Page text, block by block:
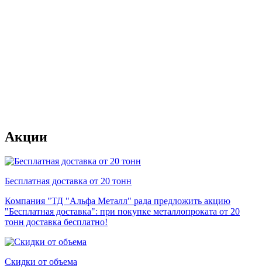
Акции
Бесплатная доставка от 20 тонн
Компания "ТД "Альфа Металл" рада предложить акцию
"Бесплатная доставка": при покупке металлопроката от 20
тонн доставка бесплатно!
Скидки от объема